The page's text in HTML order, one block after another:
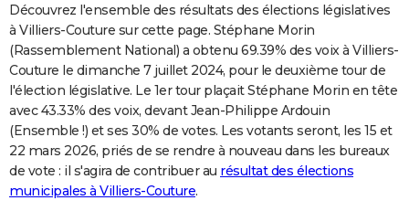
Carte de Noël
Carte Bonne année
Carte Saint-Valentin
Carte Pâques
Carte d'anniversaire
DICTIONNAIRE
Dictionnaire
Biographies
Citations
Expressions
Proverbes
COPAINS D'AVANT
S'inscrire
Se connecter
Lycées
Collèges
Primaires
Universités
Entreprises
Service militaire
Avis de recherche
AVIS DE DÉCÈS
FORUM
Découvrez l'ensemble des résultats des élections législatives
à Villiers-Couture sur cette page. Stéphane Morin
(Rassemblement National) a obtenu 69.39% des voix à Villiers-
Couture le dimanche 7 juillet 2024, pour le deuxième tour de
l'élection législative. Le 1er tour plaçait Stéphane Morin en tête
avec 43.33% des voix, devant Jean-Philippe Ardouin
(Ensemble !) et ses 30% de votes. Les votants seront, les 15 et
22 mars 2026, priés de se rendre à nouveau dans les bureaux
de vote : il s'agira de contribuer au résultat des élections
municipales à Villiers-Couture.